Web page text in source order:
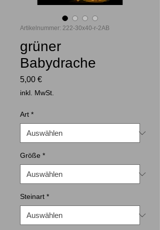
Artikelnummer: 222-30x40-r-2AB
grüner
Babydrache
5,00 €Preis
inkl. MwSt.
Art *
Größe *
Steinart *